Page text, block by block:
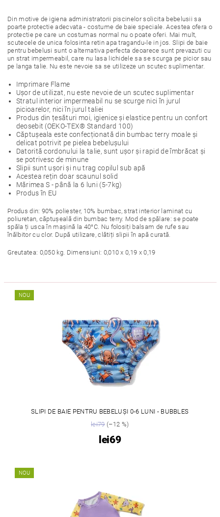
Din motive de igiena administratorii piscinelor solicita bebelusii sa
poarte protectie adecvata - costume de baie speciale. Acestea ofera o
protectie pe care un costumas normal nu o poate oferi. Mai mult,
scutecele de unica folosinta retin apa tragandu-le in jos. Slipi de baie
pentru bebelusi sunt o alternativa perfecta deoarece sunt prevazuti cu
un strat impermeabil, care nu lasa lichidele sa se scurga pe picior sau
pe langa talie. Nu este nevoie sa se utilizeze un scutec suplimentar.
Imprimare Flame
Ușor de utilizat, nu este nevoie de un scutec suplimentar
Stratul interior impermeabil nu se scurge nici în jurul
picioarelor, nici în jurul taliei
Produs din țesături moi, igienice și elastice pentru un confort
deosebit (OEKO-TEX® Standard 100)
Căptușeala este confecționată din bumbac terry moale și
delicat potrivit pe pielea bebelușului
Datorită cordonului la talie, sunt ușor și rapid de îmbrăcat și
se potrivesc de minune
Slipii sunt ușori și nu trag copilul sub apă
Acestea rețin doar scaunul solid
Mărimea S - până la 6 luni (5-7kg)
Produs în EU
Produs din: 90% poliester, 10% bumbac, strat interior laminat cu
poliuretan, căptușeală din bumbac terry. Mod de spălare: se poate
spăla ți usca în mașină la 40°C. Nu folosiți balsam de rufe sau
înălbitor cu clor. După utilizare, clătiți slipii în apă curată.
Greutatea: 0,050 kg. Dimensiuni: 0,010 x 0,19 x 0,19
NOU
SLIPI DE BAIE PENTRU BEBELUȘI 0-6 LUNI - BUBBLES
lei79(–12 %)
lei69
NOU